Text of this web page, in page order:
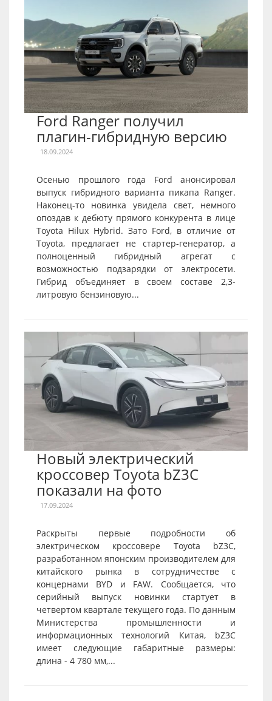
Ford Ranger получил
плагин-гибридную версию
18.09.2024
Осенью прошлого года Ford анонсировал
выпуск гибридного варианта пикапа Ranger.
Наконец-то новинка увидела свет, немного
опоздав к дебюту прямого конкурента в лице
Toyota Hilux Hybrid. Зато Ford, в отличие от
Toyota, предлагает не стартер-генератор, а
полноценный гибридный агрегат с
возможностью подзарядки от электросети.
Гибрид объединяет в своем составе 2,3-
литровую бензиновую...
Новый электрический
кроссовер Toyota bZ3C
показали на фото
17.09.2024
Раскрыты первые подробности об
электрическом кроссовере Toyota bZ3C,
разработанном японским производителем для
китайского рынка в сотрудничестве с
концернами BYD и FAW. Сообщается, что
серийный выпуск новинки стартует в
четвертом квартале текущего года. По данным
Министерства промышленности и
информационных технологий Китая, bZ3C
имеет следующие габаритные размеры:
длина - 4 780 мм,...